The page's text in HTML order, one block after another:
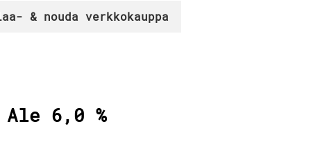
& nouda verkkokauppa
6,0 %